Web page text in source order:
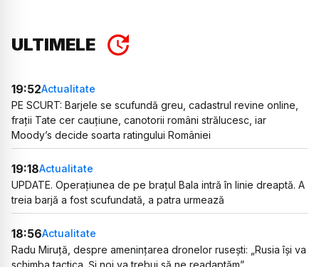
ULTIMELE
19:52Actualitate
PE SCURT: Barjele se scufundă greu, cadastrul revine online,
frații Tate cer cauțiune, canotorii români strălucesc, iar
Moody’s decide soarta ratingului României
19:18Actualitate
UPDATE. Operațiunea de pe brațul Bala intră în linie dreaptă. A
treia barjă a fost scufundată, a patra urmează
18:56Actualitate
Radu Miruță, despre amenințarea dronelor rusești: „Rusia își va
schimba tactica. Și noi va trebui să ne readaptăm”